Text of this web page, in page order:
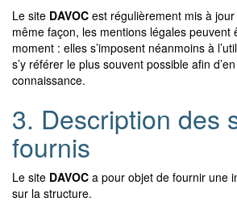
Le site DAVOC est régulièrement mis à jour
même façon, les mentions légales peuvent
moment : elles s’imposent néanmoins à
s’y référer le plus souvent possible afin
connaissance.
3. Description des
fournis
Le site DAVOC a pour objet de fournir une
sur la structure.